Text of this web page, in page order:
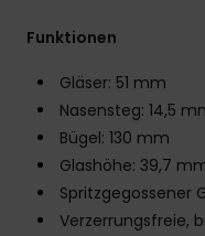
Funktionen
Gläser: 51 mm
Nasensteg: 14,5
Bügel: 130 mm
Glashöhe: 39,7
Spritzgegossener
Verzerrungsfreie,